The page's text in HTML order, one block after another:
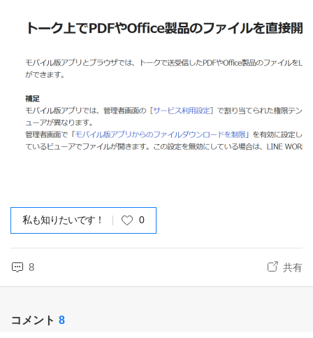
私も知りたいです！ 0
8 共有
コメント 8